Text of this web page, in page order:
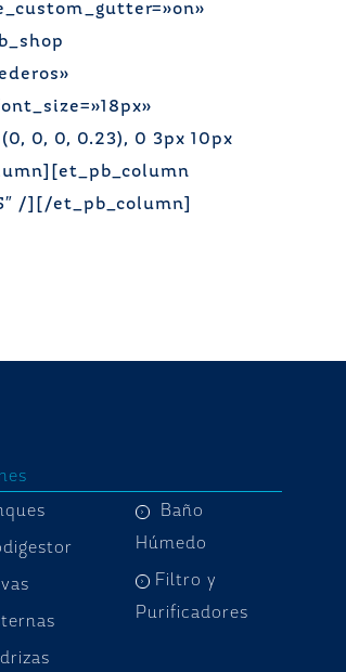
0, 0, 0.23), 0 3px 10px
/][/et_pb_column]
Baño
Húmedo
Filtro y
Purificadores